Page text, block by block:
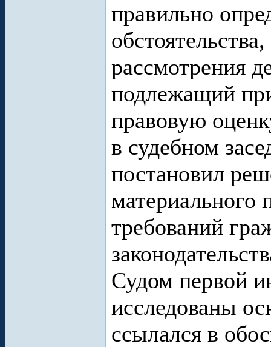
правильно
рассмотрения
подлежащий
правовую
в судебном
постановил
материального
требований
Судом первой
исследованы
ссылался в